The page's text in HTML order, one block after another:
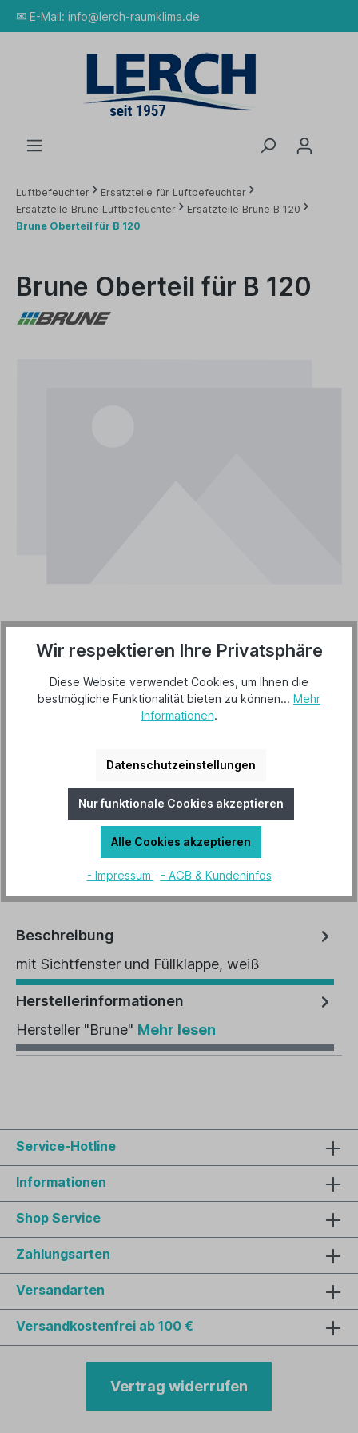
✉ E-Mail: info@lerch-raumklima.de
Luftbefeuchter
Ersatzteile für Luftbefeuchter
Ersatzteile Brune Luftbefeuchter
Ersatzteile Brune B 120
Brune Oberteil für B 120
Brune Oberteil für B 120
In den Warenkorb
B-2113
Beschreibung
mit Sichtfenster und Füllklappe, weiß
Herstellerinformationen
Hersteller "Brune" Mehr lesen
Service-Hotline
Informationen
Shop Service
Zahlungsarten
Versandarten
Versandkostenfrei ab 100 €
Vertrag widerrufen
Wir respektieren Ihre Privatsphäre
Diese Website verwendet Cookies, um Ihnen die
bestmögliche Funktionalität bieten zu können... Mehr
Informationen.
Datenschutzeinstellungen
Nur funktionale Cookies akzeptieren
Alle Cookies akzeptieren
- Impressum - AGB & Kundeninfos